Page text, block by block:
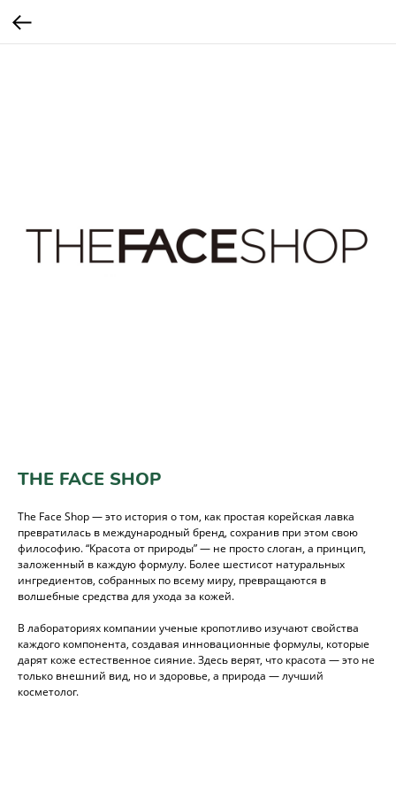
THE FACE SHOP
The Face Shop — это история о том, как простая корейская лавка
превратилась в международный бренд, сохранив при этом свою
философию. “Красота от природы” — не просто слоган, а принцип,
заложенный в каждую формулу. Более шестисот натуральных
ингредиентов, собранных по всему миру, превращаются в
волшебные средства для ухода за кожей.
В лабораториях компании ученые кропотливо изучают свойства
каждого компонента, создавая инновационные формулы, которые
дарят коже естественное сияние. Здесь верят, что красота — это не
только внешний вид, но и здоровье, а природа — лучший
косметолог.